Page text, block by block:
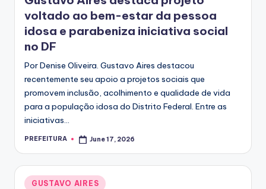
voltado ao bem-estar da pessoa
idosa e parabeniza iniciativa social
no DF
Por Denise Oliveira. Gustavo Aires destacou
recentemente seu apoio a projetos sociais que
promovem inclusão, acolhimento e qualidade de vida
para a população idosa do Distrito Federal. Entre as
iniciativas…
Posted
PREFEITURA June 17, 2026
Posted
GUSTAVO AIRES